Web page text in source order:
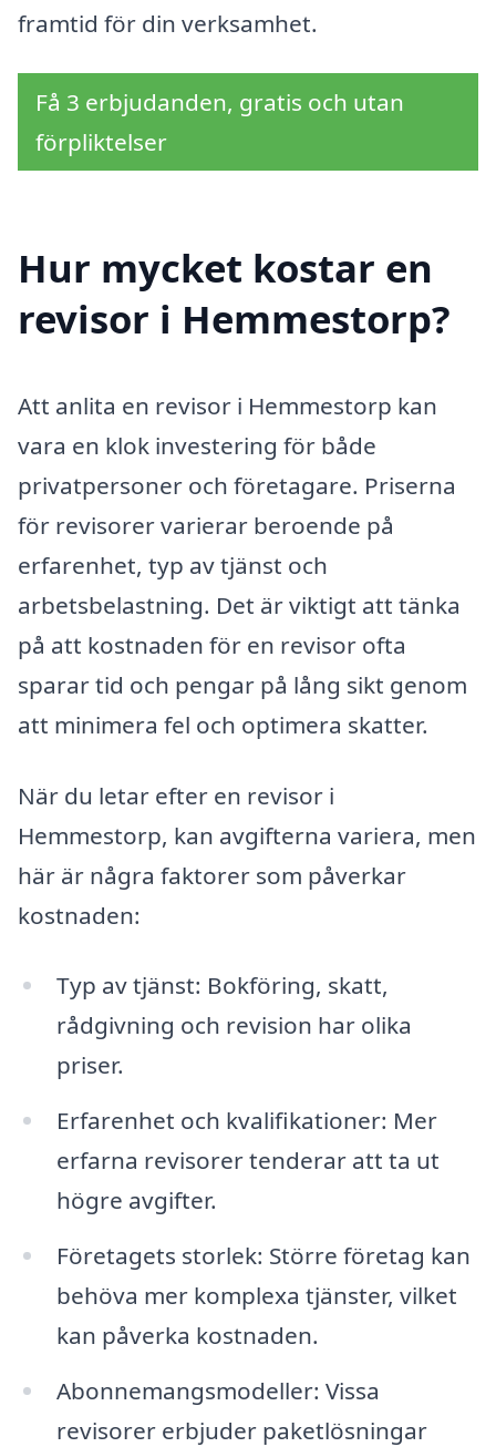
framtid för din verksamhet.
Få 3 erbjudanden, gratis och utan
förpliktelser
Hur mycket kostar en
revisor i Hemmestorp?
Att anlita en revisor i Hemmestorp kan
vara en klok investering för både
privatpersoner och företagare. Priserna
för revisorer varierar beroende på
erfarenhet, typ av tjänst och
arbetsbelastning. Det är viktigt att tänka
på att kostnaden för en revisor ofta
sparar tid och pengar på lång sikt genom
att minimera fel och optimera skatter.
När du letar efter en revisor i
Hemmestorp, kan avgifterna variera, men
här är några faktorer som påverkar
kostnaden:
Typ av tjänst: Bokföring, skatt,
rådgivning och revision har olika
priser.
Erfarenhet och kvalifikationer: Mer
erfarna revisorer tenderar att ta ut
högre avgifter.
Företagets storlek: Större företag kan
behöva mer komplexa tjänster, vilket
kan påverka kostnaden.
Abonnemangsmodeller: Vissa
revisorer erbjuder paketlösningar